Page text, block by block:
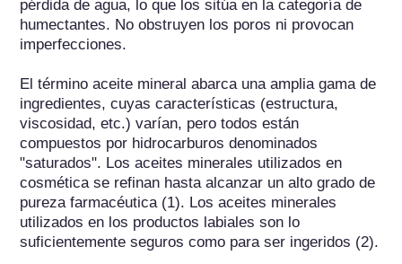
pérdida de agua, lo que los sitúa en la categoría de
humectantes. No obstruyen los poros ni provocan
imperfecciones.
El término aceite mineral abarca una amplia gama de
ingredientes, cuyas características (estructura,
viscosidad, etc.) varían, pero todos están
compuestos por hidrocarburos denominados
"saturados". Los aceites minerales utilizados en
cosmética se refinan hasta alcanzar un alto grado de
pureza farmacéutica (1). Los aceites minerales
utilizados en los productos labiales son lo
suficientemente seguros como para ser ingeridos (2).